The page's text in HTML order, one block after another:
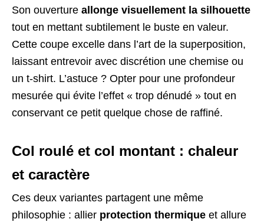
Son ouverture allonge visuellement la silhouette
tout en mettant subtilement le buste en valeur.
Cette coupe excelle dans l’art de la superposition,
laissant entrevoir avec discrétion une chemise ou
un t-shirt. L’astuce ? Opter pour une profondeur
mesurée qui évite l’effet « trop dénudé » tout en
conservant ce petit quelque chose de raffiné.
Col roulé et col montant : chaleur
et caractère
Ces deux variantes partagent une même
philosophie : allier protection thermique et allure